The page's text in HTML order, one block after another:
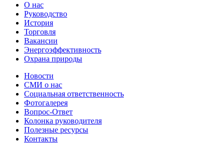
О нас
Руководство
История
Торговля
Вакансии
Энергоэффективность
Охрана природы
Новости
СМИ о нас
Социальная ответственность
Фотогалерея
Вопрос-Ответ
Колонка руководителя
Полезные ресурсы
Контакты